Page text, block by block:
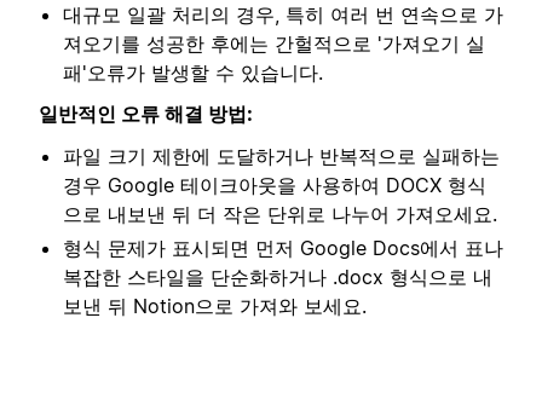
대규모 일괄 처리의 경우, 특히 여러 번 연속으로 가
져오기를 성공한 후에는 간헐적으로 '가져오기 실
패'오류가 발생할 수 있습니다.
일반적인 오류 해결 방법:
파일 크기 제한에 도달하거나 반복적으로 실패하는
경우 Google 테이크아웃을 사용하여 DOCX 형식
으로 내보낸 뒤 더 작은 단위로 나누어 가져오세요.
형식 문제가 표시되면 먼저 Google Docs에서 표나
복잡한 스타일을 단순화하거나 .docx 형식으로 내
보낸 뒤 Notion으로 가져와 보세요.